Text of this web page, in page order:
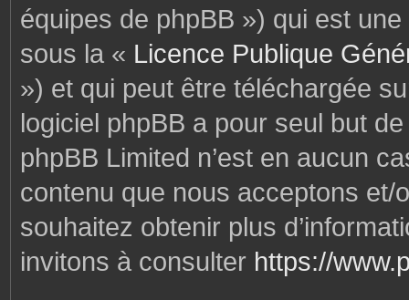
équipes de phpBB ») qui est
sous la « Licence Publique
») et qui peut être téléchargée
logiciel phpBB a pour seul but
phpBB Limited n’est en aucun
contenu que nous acceptons et/
souhaitez obtenir plus
invitons à consulter https://